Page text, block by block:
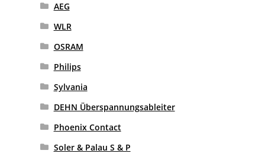
AEG
WLR
OSRAM
Philips
Sylvania
DEHN Überspannungsableiter
Phoenix Contact
Soler & Palau S & P